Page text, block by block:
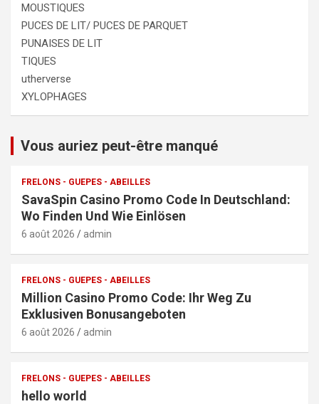
MOUSTIQUES
PUCES DE LIT/ PUCES DE PARQUET
PUNAISES DE LIT
TIQUES
utherverse
XYLOPHAGES
Vous auriez peut-être manqué
FRELONS - GUEPES - ABEILLES
SavaSpin Casino Promo Code In Deutschland:
Wo Finden Und Wie Einlösen
6 août 2026 admin
FRELONS - GUEPES - ABEILLES
Million Casino Promo Code: Ihr Weg Zu
Exklusiven Bonusangeboten
6 août 2026 admin
FRELONS - GUEPES - ABEILLES
hello world